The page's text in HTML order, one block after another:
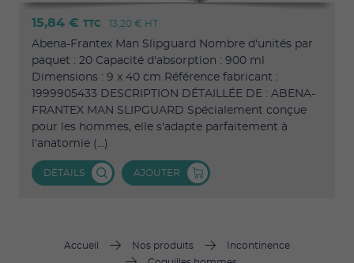
15,84 € TTC 13,20 € HT
Abena-Frantex Man Slipguard Nombre d'unités par
paquet : 20 Capacité d'absorption : 900 ml
Dimensions : 9 x 40 cm Référence fabricant :
1999905433 DESCRIPTION DÉTAILLÉE DE : ABENA-
FRANTEX MAN SLIPGUARD Spécialement conçue
pour les hommes, elle s'adapte parfaitement à
l'anatomie (...)
DÉTAILS AJOUTER
Accueil Nos produits
Incontinence